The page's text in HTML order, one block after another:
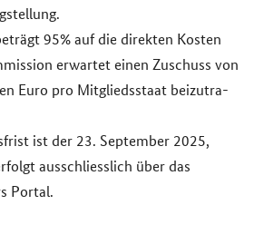
95% auf die di­rek­ten Kos­ten
er­war­tet einen Zu­schuss von
Euro pro Mit­glieds­staat bei­zu­tra­
ist der 23. Sep­tem­ber 2025,
aus­schliess­lich über das
Portal.